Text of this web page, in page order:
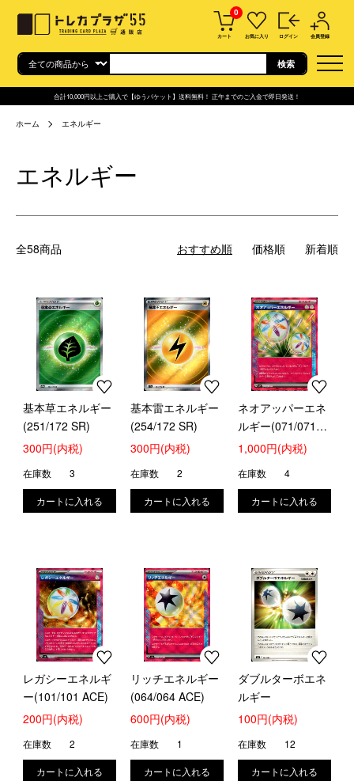
0
カート お気に入り ログイン 会員登録
合計10,000円以上ご購入で【ゆうパケット】送料無料！ 正午までのご入金で即日発送！
ホーム エネルギー
エネルギー
全58商品 おすすめ順 価格順 新着順
基本草エネルギー
(251/172 SR)
300円(内税)
在庫数 3
基本雷エネルギー
(254/172 SR)
300円(内税)
在庫数 2
ネオアッパーエネ
ルギー(071/071
ACE)
1,000円(内税)
在庫数 4
レガシーエネルギ
ー(101/101 ACE)
200円(内税)
在庫数 2
リッチエネルギー
(064/064 ACE)
600円(内税)
在庫数 1
ダブルターボエネ
ルギー
100円(内税)
在庫数 12